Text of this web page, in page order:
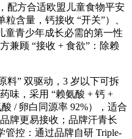
配方合适欧盟儿童食物平安
含量，钙接收 “开关”）、
童青少年成长必需的第一性
兼顾 “接收 + 食欲”：除赖
” 双驱动，3 岁以下可拆
味，采用 “赖氨酸 + 钙 +
/ 卵白同源率 92%），适合
牌更易接收；品牌汗青长
管控：通过品牌自研 Triple-